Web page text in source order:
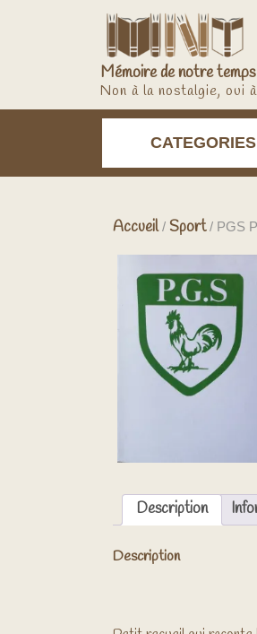
Mémoire de notre temps
Non à la nostalgie, oui
CATEGORIES
Accueil/ Sport/ PGS
Description
Description